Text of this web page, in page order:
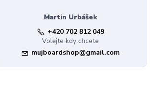
Martin Urbášek
+420 702 812 049
Volejte kdy chcete
mujboardshop@gmail.com